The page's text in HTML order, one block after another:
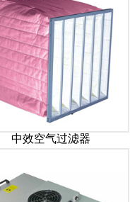
中效空气过滤器